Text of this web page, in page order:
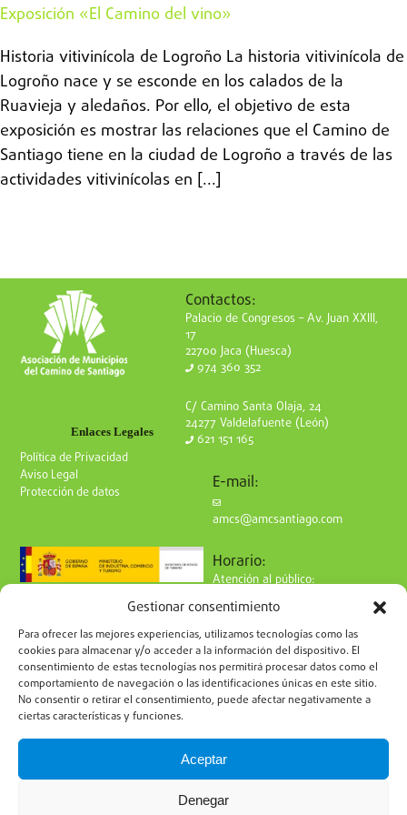
Gestionar consentimiento
Para ofrecer las mejores experiencias, utilizamos tecnologías como las
cookies para almacenar y/o acceder a la información del dispositivo. El
consentimiento de estas tecnologías nos permitirá procesar datos como el
comportamiento de navegación o las identificaciones únicas en este sitio.
No consentir o retirar el consentimiento, puede afectar negativamente a
ciertas características y funciones.
Aceptar
Denegar
Exposición «El Camino del vino»
Historia vitivinícola de Logroño La historia vitivinícola de
Logroño nace y se esconde en los calados de la
Ruavieja y aledaños. Por ello, el objetivo de esta
exposición es mostrar las relaciones que el Camino de
Santiago tiene en la ciudad de Logroño a través de las
actividades vitivinícolas en [...]
Enlaces Legales
Política de Privacidad
Aviso Legal
Protección de datos
Contactos:
Palacio de Congresos – Av. Juan XXIII,
17
22700 Jaca (Huesca)
974 360 352
C/ Camino Santa Olaja, 24
24277 Valdelafuente (León)
621 151 165
E-mail:
amcs@amcsantiago.com
Horario:
Atención al público:
de 9 a 15h
Síguenos en redes:
Suscríbete a nuestro boletín